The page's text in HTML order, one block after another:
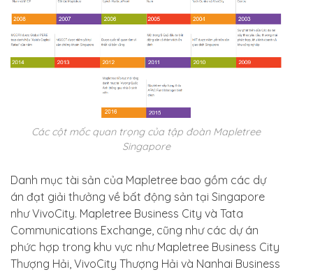
Các cột mốc quan trọng của tập đoàn Mapletree
Singapore
Danh mục tài sản của Mapletree bao gồm các dự
án đạt giải thưởng về bất động sản tại Singapore
như VivoCity. Mapletree Business City và Tata
Communications Exchange, cũng như các dự án
phức hợp trong khu vực như Mapletree Business City
Thượng Hải, VivoCity Thượng Hải và Nanhai Business